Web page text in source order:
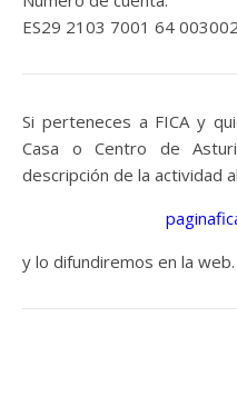
ES29 2103 7001 64
Si perteneces a FICA y
Casa o Centro de
descripción de la actividad
y lo difundiremos en la web.